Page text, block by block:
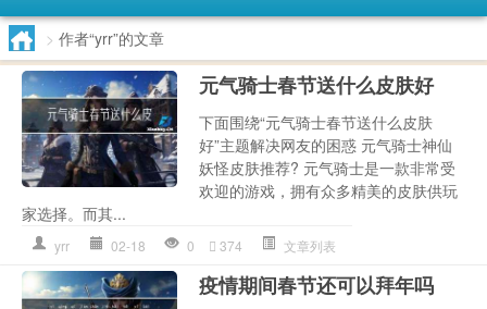
> 作者“yrr”的文章
元气骑士春节送什么皮肤好
下面围绕“元气骑士春节送什么皮肤
好”主题解决网友的困惑 元气骑士神仙
妖怪皮肤推荐? 元气骑士是一款非常受
欢迎的游戏，拥有众多精美的皮肤供玩
家选择。而其...
yrr 02-18 0 374 文章列表
疫情期间春节还可以拜年吗